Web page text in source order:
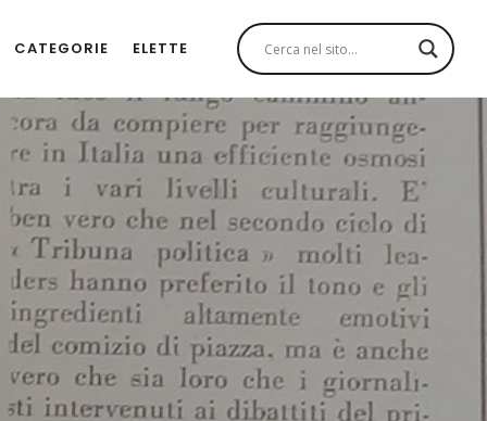
CATEGORIE ELETTE